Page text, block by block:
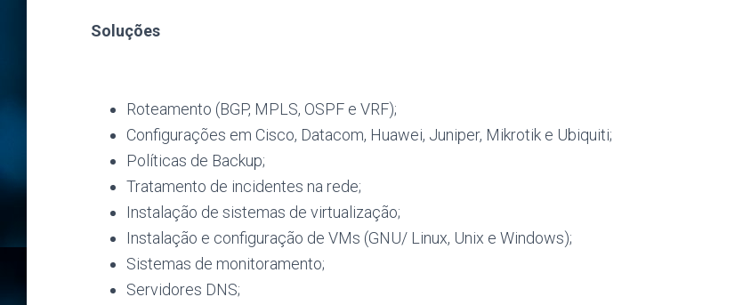
Soluções
Roteamento (BGP, MPLS, OSPF e VRF);
Configurações em Cisco, Datacom, Huawei, Juniper, Mikrotik e Ubiquiti;
Políticas de Backup;
Tratamento de incidentes na rede;
Instalação de sistemas de virtualização;
Instalação e configuração de VMs (GNU/ Linux, Unix e Windows);
Sistemas de monitoramento;
Servidores DNS;